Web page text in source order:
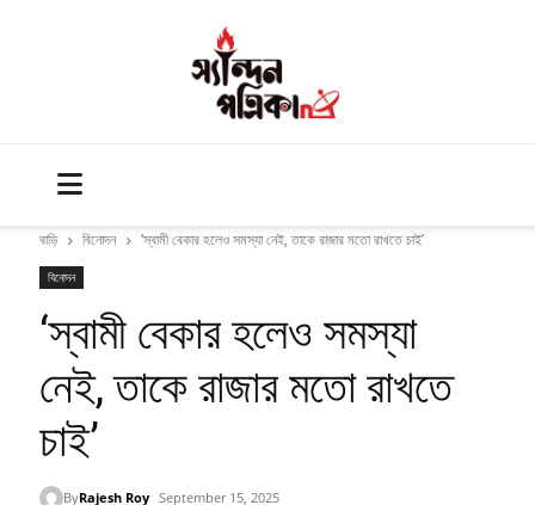
বাড়ি বিনোদন ‘স্বামী বেকার হলেও সমস্যা নেই, তাকে রাজার মতো রাখতে চাই’
বিনোদন
‘স্বামী বেকার হলেও সমস্যা
নেই, তাকে রাজার মতো রাখতে
চাই’
ByRajesh Roy September 15, 2025